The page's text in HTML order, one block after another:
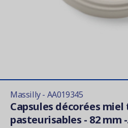
Massilly - AA019345
Capsules décorées
pasteurisables - 82 mm -